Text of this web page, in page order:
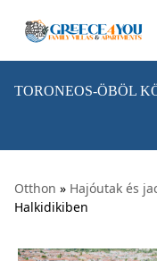
TORONEOS-ÖBÖL
Otthon » Hajóutak és
Halkidikiben